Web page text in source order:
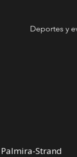
Deportes y
Strand